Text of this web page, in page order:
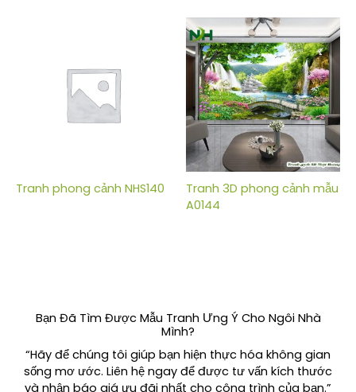
Tranh phong cảnh NHS140
Tranh 3D phong cảnh mẫu
A0144
Bạn Đã Tìm Được Mẫu Tranh Ưng Ý Cho Ngôi Nhà
Mình?
“Hãy để chúng tôi giúp bạn hiện thực hóa không gian
sống mơ ước. Liên hệ ngay để được tư vấn kích thước
và nhận báo giá ưu đãi nhất cho công trình của bạn.”